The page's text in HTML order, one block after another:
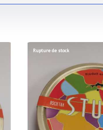
Rupture de stock